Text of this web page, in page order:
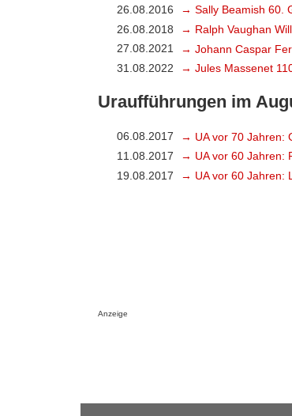
26.08.2016
→ Sally Beamish 60.
26.08.2018
→ Ralph Vaughan
27.08.2021
→ Johann Caspar
31.08.2022
→ Jules Massenet
Uraufführungen im
06.08.2017
→ UA vor 70 Jahren:
11.08.2017
→ UA vor 60 Jahren:
19.08.2017
→ UA vor 60 Jahren:
Anzeige